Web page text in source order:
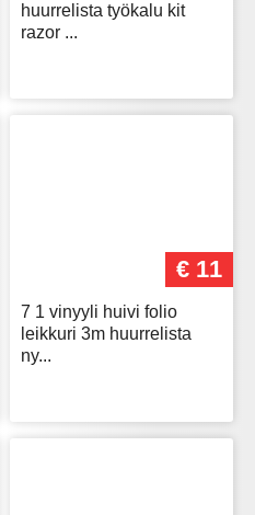
huurrelista työkalu kit
razor ...
€ 11
7 1 vinyyli huivi folio
leikkuri 3m huurrelista
ny...